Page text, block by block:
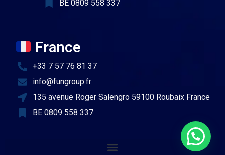
BE 0809 558 337
France
+33 7 57 76 81 37
info@fungroup.fr
135 avenue Roger Salengro 59100 Roubaix France
BE 0809 558 337